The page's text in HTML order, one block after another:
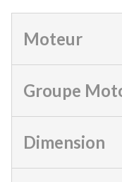
Moteur
Groupe
Dimension